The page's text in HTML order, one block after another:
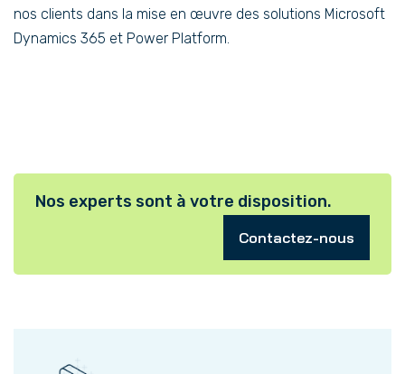
nos clients dans la mise en œuvre des solutions Microsoft
Dynamics 365 et Power Platform.
Nos experts sont à votre disposition.
Contactez-nous